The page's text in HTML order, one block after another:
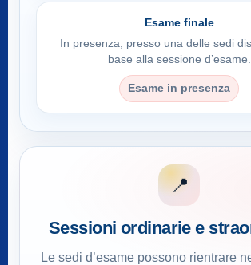
Esame finale
In presenza, presso una delle sedi
base alla sessione d’esame.
Esame in presenza
📍
Sessioni ordinarie e
Le sedi d’esame possono rientrare